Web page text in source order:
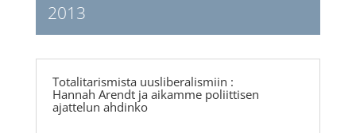
2013
Totalitarismista uusliberalismiin :
Hannah Arendt ja aikamme poliittisen
ajattelun ahdinko